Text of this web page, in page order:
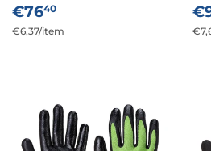
PREZZO
DI
€7640
Prezzo
€6,37/per
item